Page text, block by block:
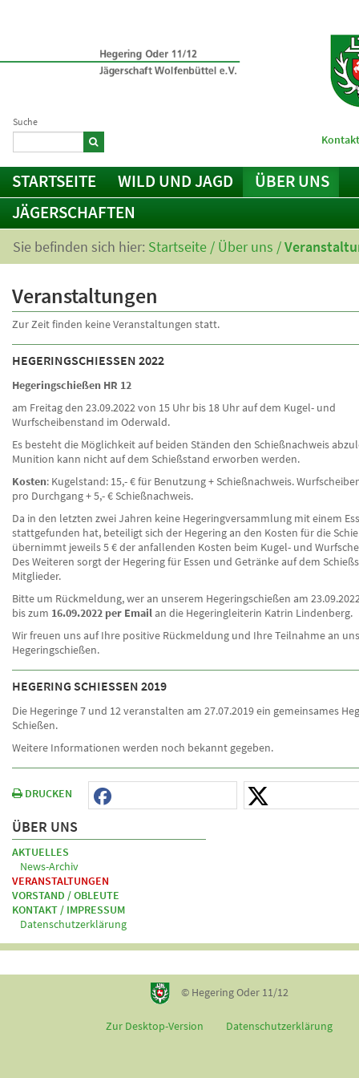
Suche
STARTSEITE WILD UND JAGD
ÜBER UNS
JÄGERSCHAFTEN
Sie befinden sich hier: Startseite / Über uns /
Veranstaltungen
Zur Zeit finden keine Veranstaltungen statt.
HEGERINGSCHIESSEN 2022
Hegeringschießen HR 12
am Freitag den 23.09.2022 von 15 Uhr bis 18 Uhr auf dem Kugel- und
Wurfscheibenstand im Oderwald.
Es besteht die Möglichkeit auf beiden Ständen den Schießnachweis
Munition kann nicht auf dem Schießstand erworben werden.
Kosten: Kugelstand: 15,- € für Benutzung + Schießnachweis.
pro Durchgang + 5,- € Schießnachweis.
Da in den letzten zwei Jahren keine Hegeringversammlung mit einem
stattgefunden hat, beteiligt sich der Hegering an den Kosten für die
übernimmt jeweils 5 € der anfallenden Kosten beim Kugel- und
Des Weiteren sorgt der Hegering für Essen und Getränke auf dem
Mitglieder.
Bitte um Rückmeldung, wer an unserem Hegeringschießen am
bis zum 16.09.2022 per Emailan die Hegeringleiterin Katrin Lindenberg.
Wir freuen uns auf Ihre positive Rückmeldung und Ihre Teilnahme an
Hegeringschießen.
HEGERING SCHIESSEN 2019
Die Hegeringe 7 und 12 veranstalten am 27.07.2019 ein gemeinsames
Schießen.
Weitere Informationen werden noch bekannt gegeben.
DRUCKEN
ÜBER UNS
AKTUELLES
News-Archiv
VERANSTALTUNGEN
VORSTAND / OBLEUTE
KONTAKT / IMPRESSUM
Datenschutzerklärung
© Hegering Oder 11/12
Zur Desktop-Version Datenschutzerklärung